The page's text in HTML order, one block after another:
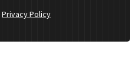
Privacy Policy